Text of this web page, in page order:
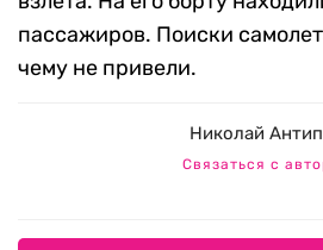
пассажиров. Поиски
чему не привели.
Николай
Связаться с